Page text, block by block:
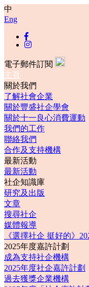
中
Eng
電子郵件訂閱
主頁
關於我們
了解社會企業
關於豐盛社企學會
關於十一良心消費運動
我們的工作
聯絡我們
合作及支持機構
最新活動
最新活動
社企知識庫
研究及出版
文章
搜尋社企
媒體報導
《選擇社企 挺好的》
2025年度嘉許計劃
成為支持社企機構
2025年度社企嘉許計劃
過去獲獎企業機構